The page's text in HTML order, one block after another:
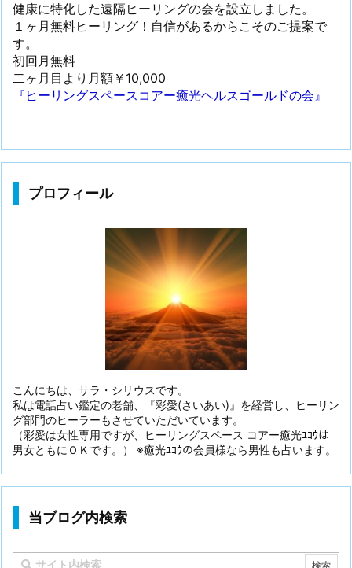
健康に特化した遠隔ヒーリングの会を設立しました。
１ヶ月無料ヒーリング！自信があるからこそのご提案で
す。
初回月無料
二ヶ月目より月額￥10,000
『ヒーリングスペースコアー癒光ヘルスゴールドの会』
プロフィール
こんにちは、サラ・シリウスです。
私は電話占い鑑定の老舗、『彩愛(さいあい)』を経営し、ヒーリン
グ部門のヒーラーもさせていただいています。
（彩愛は女性専用ですが、ヒーリングスペース コアー癒光ﾕｺｳは
男女ともにＯＫです。） ※癒光ﾕｺｳの会員様なら男性も占います。
当ブログ内検索